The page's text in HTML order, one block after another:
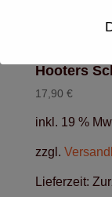
Hooters
17,90 €
inkl. 19 %
zzgl.
Lieferzeit: